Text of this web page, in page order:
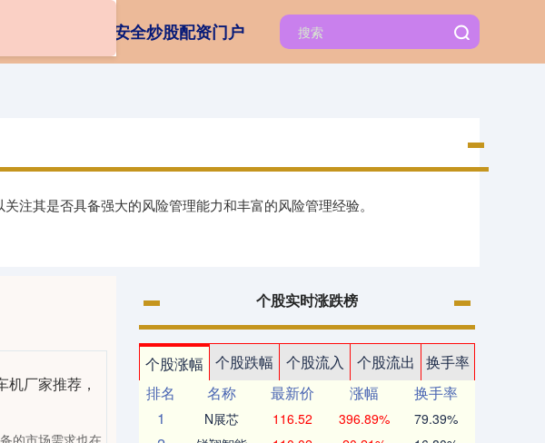
配资安全炒股配资门户
注其是否具备强大的风险管理能力和丰富的风险管理经验。
厂家推荐，
的市场需求也在
个股实时涨跌榜
个股涨幅 个股跌幅 个股流入 个股流出
换手率
排名
名称 最新价 涨幅
换手率
1
N展芯 116.52 396.89% 79.39%